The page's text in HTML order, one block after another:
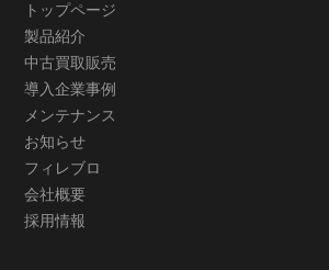
トップページ
製品紹介
中古買取販売
導入企業事例
メンテナンス
お知らせ
フィレブロ
会社概要
採用情報